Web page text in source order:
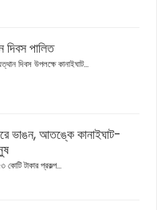
দিবস পালিত
দিবস উপলক্ষে কানাইঘাট...
ভাঙন, আতঙ্কে কানাইঘাট-
কোটি টাকার প্রকল্প...